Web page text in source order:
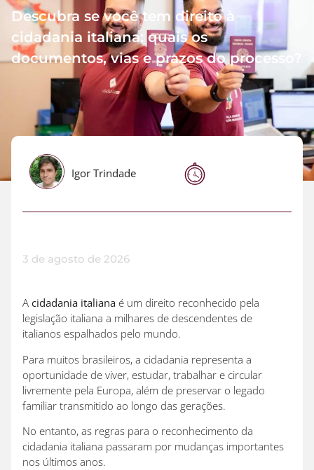
Descubra se você tem direito à
cidadania italiana: quais os
documentos, vias e prazos do processo?
Igor Trindade
3 de agosto de 2026
A cidadania italiana é um direito reconhecido pela
legislação italiana a milhares de descendentes de
italianos espalhados pelo mundo.
Para muitos brasileiros, a cidadania representa a
oportunidade de viver, estudar, trabalhar e circular
livremente pela Europa, além de preservar o legado
familiar transmitido ao longo das gerações.
No entanto, as regras para o reconhecimento da
cidadania italiana passaram por mudanças importantes
nos últimos anos.